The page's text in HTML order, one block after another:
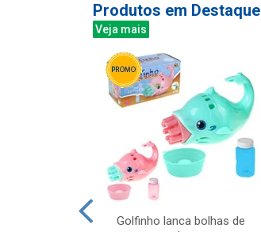
Produtos em Destaque
Veja mais
Golfinho lanca bolhas de